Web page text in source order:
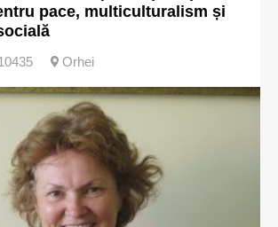
pace, multiculturalism și
Orhei